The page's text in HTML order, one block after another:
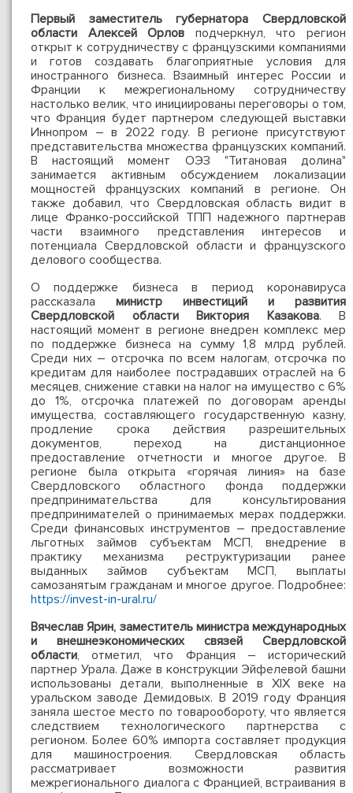
Первый заместитель губернатора Свердловской
области Алексей Орлов подчеркнул, что регион
открыт к сотрудничеству с французскими компаниями
и готов создавать благоприятные условия для
иностранного бизнеса. Взаимный интерес России и
Франции к межрегиональному сотрудничеству
настолько велик, что инициированы переговоры о том,
что Франция будет партнером следующей выставки
Иннопром – в 2022 году. В регионе присутствуют
представительства множества французских компаний.
В настоящий момент ОЭЗ "Титановая долина"
занимается активным обсуждением локализации
мощностей французских компаний в регионе. Он
также добавил, что Свердловская область видит в
лице Франко-российской ТПП надежного партнерав
части взаимного представления интересов и
потенциала Свердловской области и французского
делового сообщества.
О поддержке бизнеса в период коронавируса
рассказала министр инвестиций и развития
Свердловской области Виктория Казакова. В
настоящий момент в регионе внедрен комплекс мер
по поддержке бизнеса на сумму 1,8 млрд рублей.
Среди них – отсрочка по всем налогам, отсрочка по
кредитам для наиболее пострадавших отраслей на 6
месяцев, снижение ставки на налог на имущество с 6%
до 1%, отсрочка платежей по договорам аренды
имущества, составляющего государственную казну,
продление срока действия разрешительных
документов, переход на дистанционное
предоставление отчетности и многое другое. В
регионе была открыта «горячая линия» на базе
Свердловского областного фонда поддержки
предпринимательства для консультирования
предпринимателей о принимаемых мерах поддержки.
Среди финансовых инструментов – предоставление
льготных займов субъектам МСП, внедрение в
практику механизма реструктуризации ранее
выданных займов субъектам МСП, выплаты
самозанятым гражданам и многое другое. Подробнее:
https://invest-in-ural.ru/
Вячеслав Ярин, заместитель министра международных
и внешнеэкономических связей Свердловской
области, отметил, что Франция – исторический
партнер Урала. Даже в конструкции Эйфелевой башни
использованы детали, выполненные в XIX веке на
уральском заводе Демидовых. В 2019 году Франция
заняла шестое место по товарообороту, что является
следствием технологического партнерства с
регионом. Более 60% импорта составляет продукция
для машиностроения. Свердловская область
рассматривает возможности развития
межрегионального диалога с Францией, встраивания в